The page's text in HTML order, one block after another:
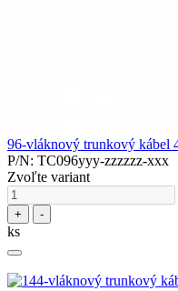
96-vláknový trunkový kábel
P/N: TC096yyy-zzzzzz-xxx
Zvoľte variant
+ -
ks